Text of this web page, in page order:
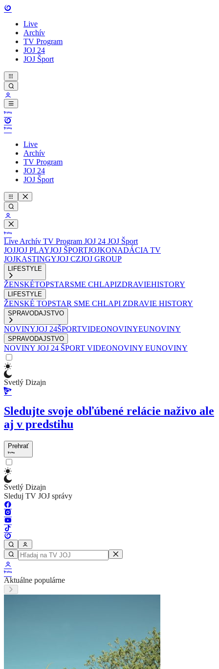
Live
Archív
TV Program
JOJ 24
JOJ Šport
Live
Archív
TV Program
JOJ 24
JOJ Šport
Live Archív TV Program JOJ 24 JOJ Šport
JOJJOJ PLAYJOJ ŠPORTJOJKONADÁCIA TV
JOJKASTINGYJOJ CZJOJ GROUP
LIFESTYLE
ŽENSKÉTOPSTARSME CHLAPIZDRAVIEHISTORY
LIFESTYLE
ŽENSKÉ TOPSTAR SME CHLAPI ZDRAVIE HISTORY
SPRAVODAJSTVO
NOVINYJOJ 24ŠPORTVIDEONOVINYEUNOVINY
SPRAVODAJSTVO
NOVINY JOJ 24 ŠPORT VIDEONOVINY EUNOVINY
Svetlý Dizajn
Sledujte svoje obľúbené relácie naživo ale
aj v predstihu
Prehrať
Svetlý Dizajn
Sleduj TV JOJ správy
Aktuálne populárne